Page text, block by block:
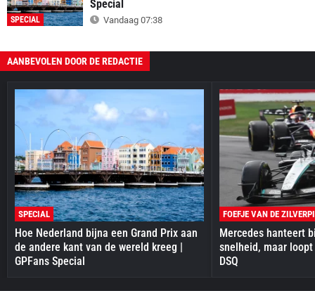
SPECIAL
Special
Vandaag 07:38
AANBEVOLEN DOOR DE REDACTIE
SPECIAL
Hoe Nederland bijna een Grand Prix aan
de andere kant van de wereld kreeg |
GPFans Special
FOEFJE VAN DE
Mercedes hanteert
snelheid, maar
DSQ